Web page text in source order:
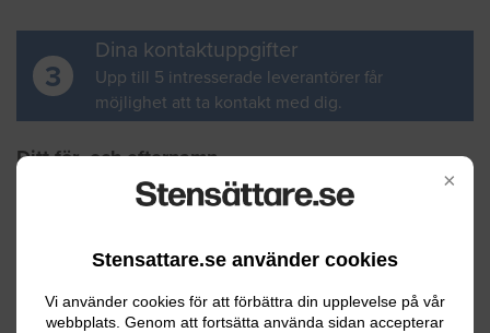
×
Stensattare.se använder cookies
Vi använder cookies för att förbättra din upplevelse på vår
webbplats. Genom att fortsätta använda sidan accepterar
3
Dina kontaktuppgifter
Upp till 5 intresserade leverantörer får
möjlighet att ta kontakt med dig.
Ditt för- och efternamn
Din e-postadress